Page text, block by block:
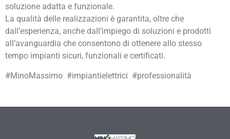
soluzione adatta e funzionale.
La qualità delle realizzazioni è garantita, oltre che
dall’esperienza, anche dall’impiego di soluzioni e prodotti
all’avanguardia che consentono di ottenere allo stesso
tempo impianti sicuri, funzionali e certificati.
#MinoMassimo #impiantielettrici #professionalità